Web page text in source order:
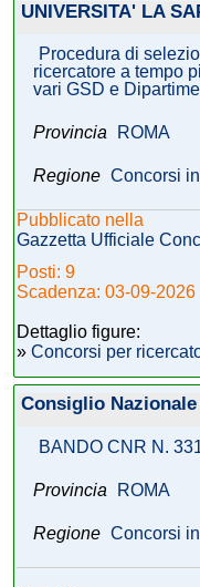
UNIVERSITA' LA
Procedura di
ricercatore a tempo
vari GSD e
Provincia ROMA
Regione Concorsi
Pubblicato nella
Gazzetta Ufficiale
Posti: 9
Scadenza: 03-09-2026
Dettaglio figure:
» Concorsi per
Consiglio
BANDO CNR N.
Provincia ROMA
Regione Concorsi